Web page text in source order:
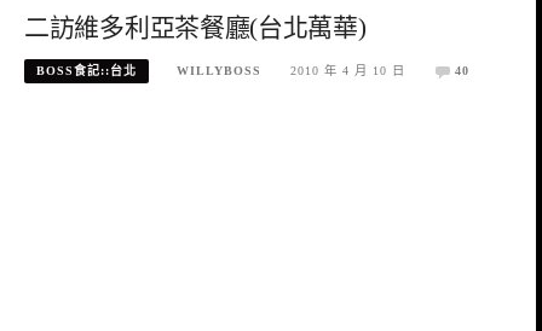
二訪維多利亞茶餐廳(台北萬華)
BOSS食記::台北 WILLYBOSS 2010 年 4 月 10 日 40